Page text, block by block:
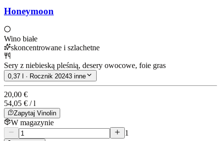
Honeymoon
Wino białe
skoncentrowane i szlachetne
Sery z niebieską pleśnią, desery owocowe, foie gras
0,37 l · Rocznik 20243 inne
20,00 €
54,05 € / l
Zapytaj Vinolin
W magazynie
1